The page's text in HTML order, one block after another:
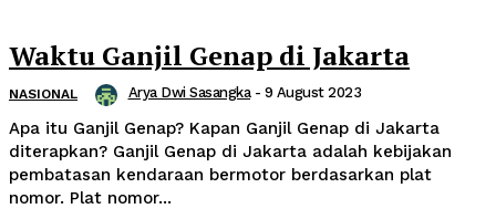
Waktu Ganjil Genap di Jakarta
NASIONAL Arya Dwi Sasangka - 9 August 2023
Apa itu Ganjil Genap? Kapan Ganjil Genap di Jakarta
diterapkan? Ganjil Genap di Jakarta adalah kebijakan
pembatasan kendaraan bermotor berdasarkan plat
nomor. Plat nomor...